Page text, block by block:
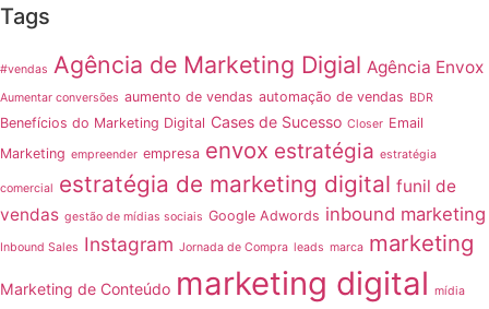
Tags
#vendas Agência de Marketing Digial Agência Envox
Aumentar conversões aumento de vendas automação de vendas BDR
Benefícios do Marketing Digital Cases de Sucesso Closer Email
Marketing empreender empresa envox estratégia estratégia
comercial estratégia de marketing digital funil de
vendas gestão de mídias sociais Google Adwords inbound marketing
Inbound Sales Instagram Jornada de Compra leads marca marketing
Marketing de Conteúdo marketing digital mídia